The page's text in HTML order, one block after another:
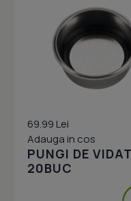
69.99 Lei
Adauga in cos
PUNGI DE
20BUC